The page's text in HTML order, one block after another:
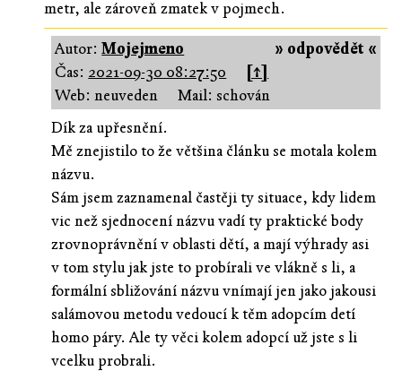
metr, ale zároveň zmatek v pojmech.
» odpovědět «
Autor:Mojejmeno
Čas: 2021-09-30 08:27:50
[↑]
Web: neuveden
Mail: schován
Dík za upřesnění.
Mě znejistilo to že většina článku se motala kolem
názvu.
Sám jsem zaznamenal častěji ty situace, kdy lidem
vic než sjednocení názvu vadí ty praktické body
zrovnoprávnění v oblasti dětí, a mají výhrady asi
v tom stylu jak jste to probírali ve vlákně s li, a
formální sbližování názvu vnímají jen jako jakousi
salámovou metodu vedoucí k těm adopcím detí
homo páry. Ale ty věci kolem adopcí už jste s li
vcelku probrali.